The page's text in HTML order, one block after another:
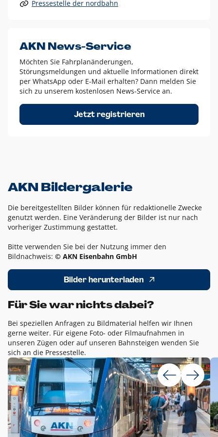
Alle anderen Logo-Varianten dürfen nur in Ausnahmefällen
Diese Ausnahmen sind zum Beispiel:
dem AKN Blau,
weißes Logo auf Fotohintergründen,
schwarzes Logo für reine Schwarz-Weiß-Umsetzungen
Um das Logo herum muss ein Schutzraum von jeweils einer
Höhe bzw. Breite des N aus AKN in alle Richtungen
Pressestelle der nordbahn
AKN News-Service
Möchten Sie Fahrplanänderungen,
Störungsmeldungen und aktuelle Informationen direkt
per WhatsApp oder E-Mail erhalten? Dann melden Sie
sich zu unserem kostenlosen News-Service an.
Jetzt registrieren
AKN Bildergalerie
Die bereitgestellten Bilder können für redaktionelle Zwecke
genutzt werden. Eine Veränderung der Bilder ist nur nach
vorheriger Zustimmung gestattet.
Bitte verwenden Sie bei der Nutzung immer den
Bildnachweis: © AKN Eisenbahn GmbH
Bilder herunterladen
Für Sie war nichts dabei?
Bei speziellen Anfragen zu Bildmaterial helfen wir Ihnen
gerne weiter. Für eigene Foto- oder Filmaufnahmen in
unseren Zügen oder auf unseren Bahnsteigen wenden Sie
sich an die Pressestelle.